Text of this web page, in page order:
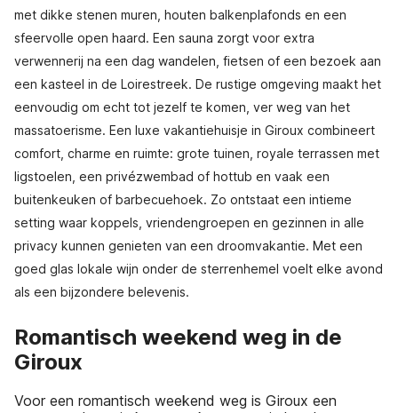
met dikke stenen muren, houten balkenplafonds en een
sfeervolle open haard. Een sauna zorgt voor extra
verwennerij na een dag wandelen, fietsen of een bezoek aan
een kasteel in de Loirestreek. De rustige omgeving maakt het
eenvoudig om echt tot jezelf te komen, ver weg van het
massatoerisme. Een luxe vakantiehuisje in Giroux combineert
comfort, charme en ruimte: grote tuinen, royale terrassen met
ligstoelen, een privézwembad of hottub en vaak een
buitenkeuken of barbecuehoek. Zo ontstaat een intieme
setting waar koppels, vriendengroepen en gezinnen in alle
privacy kunnen genieten van een droomvakantie. Met een
goed glas lokale wijn onder de sterrenhemel voelt elke avond
als een bijzondere belevenis.
Romantisch weekend weg in de
Giroux
Voor een romantisch weekend weg is Giroux een